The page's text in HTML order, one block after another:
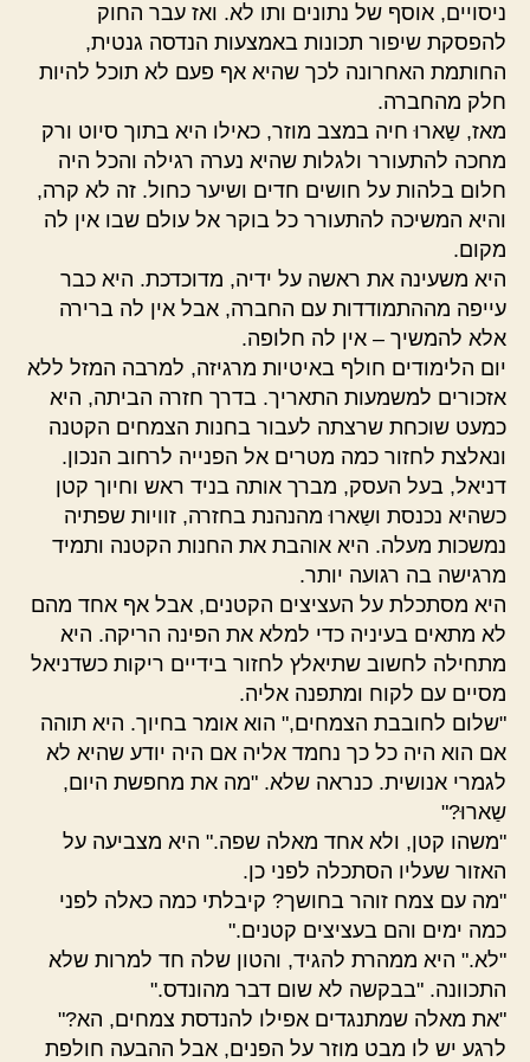
ניסויים, אוסף של נתונים ותו לא. ואז עבר החוק
להפסקת שיפור תכונות באמצעות הנדסה גנטית,
החותמת האחרונה לכך שהיא אף פעם לא תוכל להיות
חלק מהחברה.
מאז, שַארוּ חיה במצב מוזר, כאילו היא בתוך סיוט ורק
מחכה להתעורר ולגלות שהיא נערה רגילה והכל היה
חלום בלהות על חושים חדים ושיער כחול. זה לא קרה,
והיא המשיכה להתעורר כל בוקר אל עולם שבו אין לה
מקום.
היא משעינה את ראשה על ידיה, מדוכדכת. היא כבר
עייפה מההתמודדות עם החברה, אבל אין לה ברירה
אלא להמשיך – אין לה חלופה.
יום הלימודים חולף באיטיות מרגיזה, למרבה המזל ללא
אזכורים למשמעות התאריך. בדרך חזרה הביתה, היא
כמעט שוכחת שרצתה לעבור בחנות הצמחים הקטנה
ונאלצת לחזור כמה מטרים אל הפנייה לרחוב הנכון.
דניאל, בעל העסק, מברך אותה בניד ראש וחיוך קטן
כשהיא נכנסת ושַארוּ מהנהנת בחזרה, זוויות שפתיה
נמשכות מעלה. היא אוהבת את החנות הקטנה ותמיד
מרגישה בה רגועה יותר.
היא מסתכלת על העציצים הקטנים, אבל אף אחד מהם
לא מתאים בעיניה כדי למלא את הפינה הריקה. היא
מתחילה לחשוב שתיאלץ לחזור בידיים ריקות כשדניאל
מסיים עם לקוח ומתפנה אליה.
"שלום לחובבת הצמחים," הוא אומר בחיוך. היא תוהה
אם הוא היה כל כך נחמד אליה אם היה יודע שהיא לא
לגמרי אנושית. כנראה שלא. "מה את מחפשת היום,
שַארוּ?"
"משהו קטן, ולא אחד מאלה שפה." היא מצביעה על
האזור שעליו הסתכלה לפני כן.
"מה עם צמח זוהר בחושך? קיבלתי כמה כאלה לפני
כמה ימים והם בעציצים קטנים."
"לא." היא ממהרת להגיד, והטון שלה חד למרות שלא
התכוונה. "בבקשה לא שום דבר מהונדס."
"את מאלה שמתנגדים אפילו להנדסת צמחים, הא?"
לרגע יש לו מבט מוזר על הפנים, אבל ההבעה חולפת